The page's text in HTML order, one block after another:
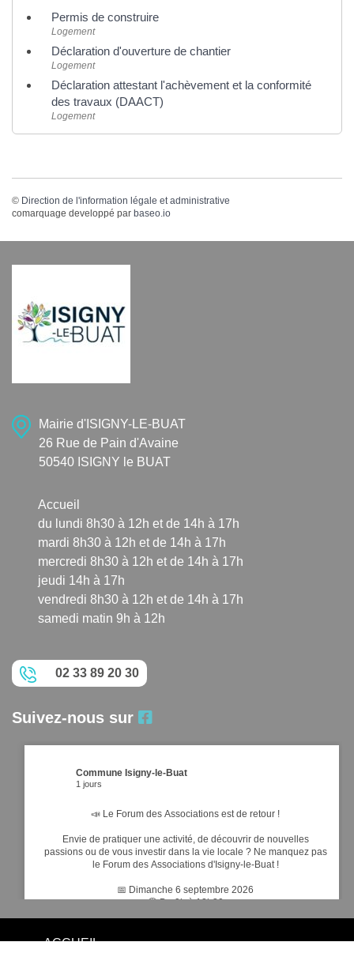
Permis de construire
Logement
Déclaration d'ouverture de chantier
Logement
Déclaration attestant l'achèvement et la conformité
des travaux (DAACT)
Logement
© Direction de l'information légale et administrative
comarquage developpé par baseo.io
Mairie d'ISIGNY-LE-BUAT
26 Rue de Pain d'Avaine
50540 ISIGNY le BUAT
Accueil
du lundi 8h30 à 12h et de 14h à 17h
mardi 8h30 à 12h et de 14h à 17h
mercredi 8h30 à 12h et de 14h à 17h
jeudi 14h à 17h
vendredi 8h30 à 12h et de 14h à 17h
samedi matin 9h à 12h
02 33 89 20 30
Suivez-nous sur
Commune Isigny-le-Buat
1 jours
📣 Le Forum des Associations est de retour !
Envie de pratiquer une activité, de découvrir de nouvelles
passions ou de vous investir dans la vie locale ? Ne manquez pas
le Forum des Associations d'Isigny-le-Buat !
📅 Dimanche 6 septembre 2026
🕘 De 9h à 12h30
ACCUEIL